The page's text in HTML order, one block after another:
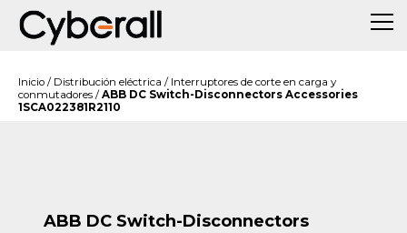
Inicio / Distribución eléctrica / Interruptores de corte en carga y
conmutadores / ABB DC Switch-Disconnectors Accessories
1SCA022381R2110
ABB DC Switch-Disconnectors